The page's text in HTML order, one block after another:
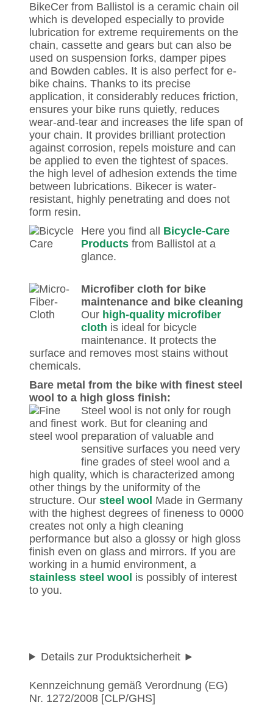
BikeCer from Ballistol is a ceramic chain oil
which is developed especially to provide
lubrication for extreme requirements on the
chain, cassette and gears but can also be
used on suspension forks, damper pipes
and Bowden cables. It is also perfect for e-
bike chains. Thanks to its precise
application, it considerably reduces friction,
ensures your bike runs quietly, reduces
wear-and-tear and increases the life span of
your chain. It provides brilliant protection
against corrosion, repels moisture and can
be applied to even the tightest of spaces.
the high level of adhesion extends the time
between lubrications. Bikecer is water-
resistant, highly penetrating and does not
form resin.
Here you find all Bicycle-Care
Products from Ballistol at a
glance.
Microfiber cloth for bike
maintenance and bike cleaning
Our high-quality microfiber
cloth is ideal for bicycle
maintenance. It protects the
surface and removes most stains without
chemicals.
Bare metal from the bike with finest steel
wool to a high gloss finish:
Steel wool is not only for rough
work. But for cleaning and
preparation of valuable and
sensitive surfaces you need very
fine grades of steel wool and a
high quality, which is characterized among
other things by the uniformity of the
structure. Our steel wool Made in Germany
with the highest degrees of fineness to 0000
creates not only a high cleaning
performance but also a glossy or high gloss
finish even on glass and mirrors. If you are
working in a humid environment, a
stainless steel wool is possibly of interest
to you.
Details zur Produktsicherheit
Kennzeichnung gemäß Verordnung (EG)
Nr. 1272/2008 [CLP/GHS]